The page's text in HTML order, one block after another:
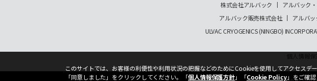
株式会社アルバック アルバック
アルバック販売株式会社
アルバ
ULVAC CRYOGENICS (NINGBO)
個人情報
このサイトでは、お客様の利便性や利用状況の把握などのためにCookieを使用してアクセスデ
「同意しました」をクリックしてください。「個人情報保護方針」「Cookie Policy」をご確